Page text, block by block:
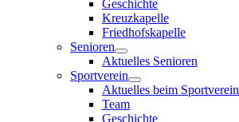
Geschichte
Kreuzkapelle
Friedhofskapelle
Senioren
Aktuelles Senioren
Sportverein
Aktuelles beim Sportverein
Team
Geschichte